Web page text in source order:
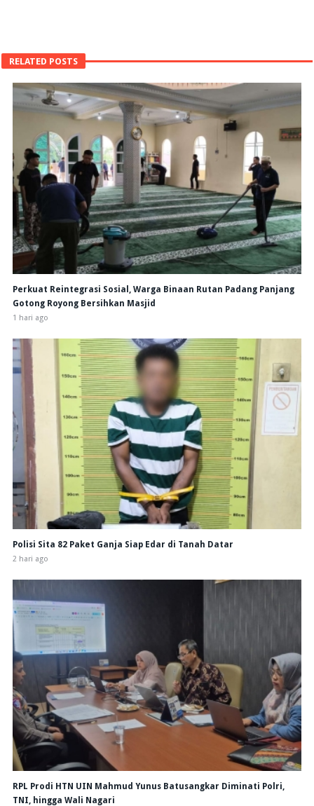
RELATED POSTS
Perkuat Reintegrasi Sosial, Warga Binaan Rutan Padang Panjang
Gotong Royong Bersihkan Masjid
1 hari ago
Polisi Sita 82 Paket Ganja Siap Edar di Tanah Datar
2 hari ago
RPL Prodi HTN UIN Mahmud Yunus Batusangkar Diminati Polri,
TNI, hingga Wali Nagari